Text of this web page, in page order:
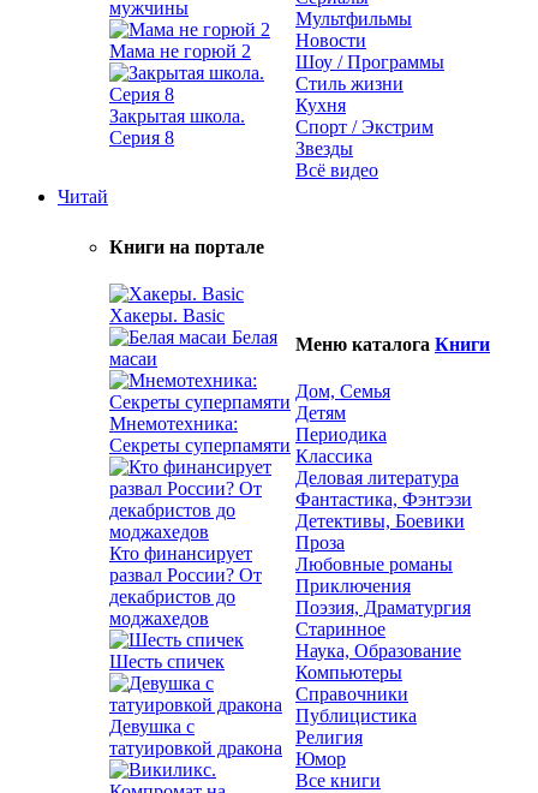
мужчины
Мама не горюй 2
Закрытая школа.
Серия 8
Мультфильмы
Новости
Шоу / Программы
Стиль жизни
Кухня
Спорт / Экстрим
Звезды
Всё видео
Читай
Книги на портале
Хакеры. Basic
Белая
масаи
Мнемотехника:
Секреты суперпамяти
Кто финансирует
развал России? От
декабристов до
моджахедов
Шесть спичек
Девушка с
татуировкой дракона
Меню каталога Книги
Дом, Семья
Детям
Периодика
Классика
Деловая литература
Фантастика, Фэнтэзи
Детективы, Боевики
Проза
Любовные романы
Приключения
Поэзия, Драматургия
Старинное
Наука, Образование
Компьютеры
Справочники
Публицистика
Религия
Юмор
Все книги